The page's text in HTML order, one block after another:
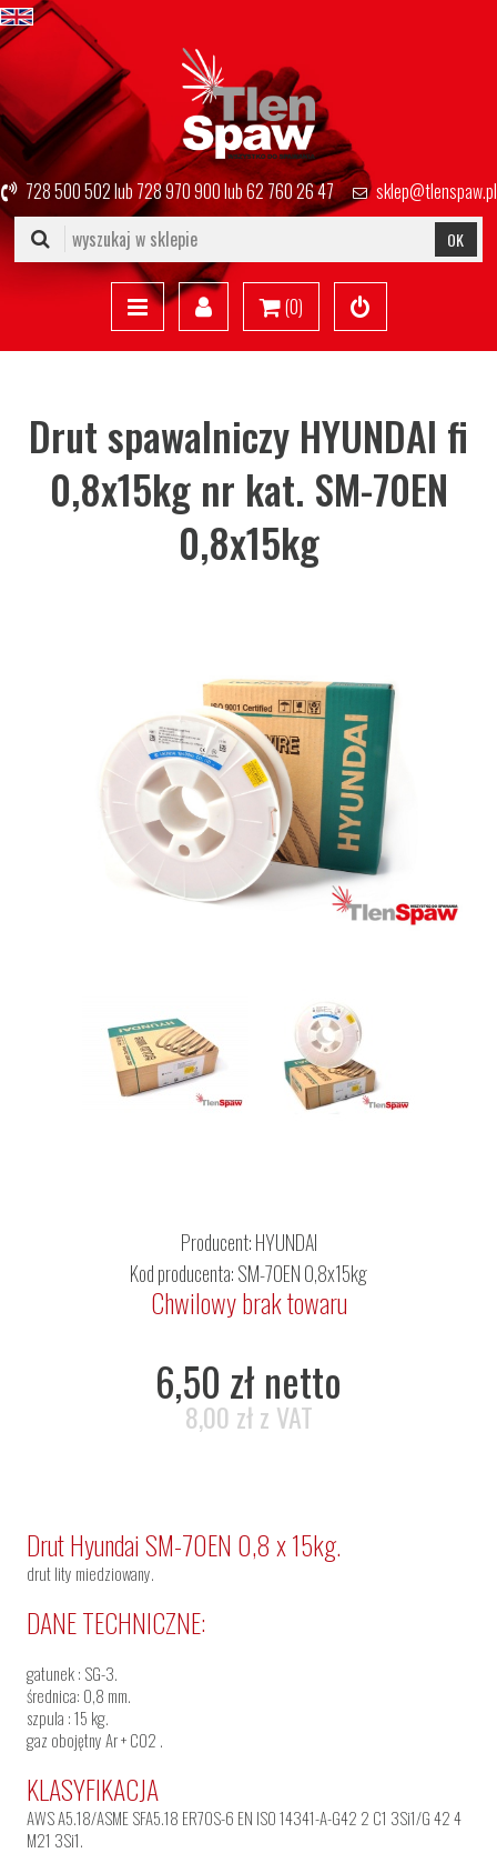
728 500 502lub728 970 900lub62 760 26 47 sklep@tlenspaw.pl
OK
(0)
Drut spawalniczy HYUNDAI fi
0,8x15kg nr kat. SM-70EN
0,8x15kg
Producent:HYUNDAI
Kod producenta: SM-70EN 0,8x15kg
Chwilowy brak towaru
6,50 zł netto
8,00 zł z VAT
Drut Hyundai SM-70EN 0,8 x 15kg.
drut lity miedziowany.
DANE TECHNICZNE:
gatunek : SG-3.
średnica: 0,8 mm.
szpula : 15 kg.
gaz obojętny Ar + CO2 .
KLASYFIKACJA
AWS A5.18/ASME SFA5.18 ER70S-6 EN ISO 14341-A-G42 2 C1 3Si1/G 42 4
M21 3Si1.